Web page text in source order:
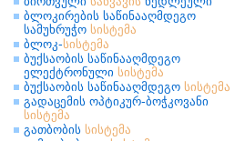
ბლოკირების საწინააღმდეგო
სამუხრუჭო სისტემა
ბლოკ-სისტემა
ბუქსაობის საწინააღმდეგო
ელექტრონული სისტემა
ბუქსაობის საწინააღმდეგო სისტემა
გადაცემის ოპტიკურ-ბოჭკოვანი
სისტემა
გათბობის სისტემა